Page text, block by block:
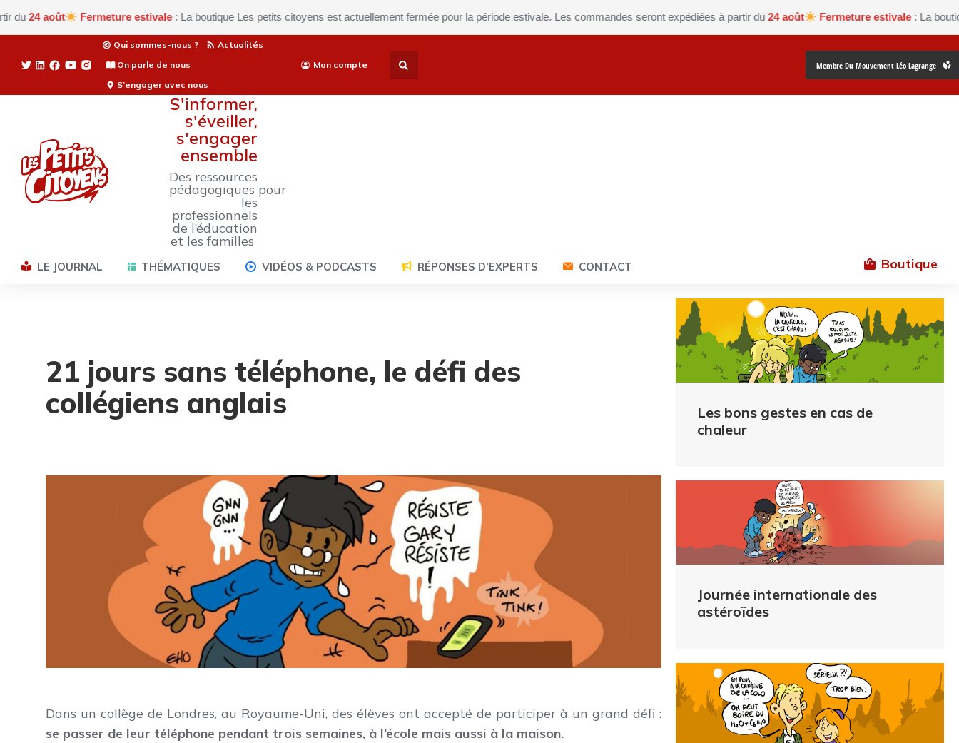
Fermeture estivale: La boutique Les petits citoyens est actuellement fermée pour la période estivale. Les commandes seront expédiées à partir du 24 août Fermeture estivale: La boutique Les
Qui sommes-nous ?
Actualités
On parle de nous
S’engager avec nous
Mon compte Membre Du Mouvement Léo Lagrange
S'informer,
s'éveiller,
s'engager
ensemble
Des ressources
pédagogiques pour
les
professionnels
de l’éducation
et les familles
LE JOURNAL THÉMATIQUES VIDÉOS & PODCASTS RÉPONSES D’EXPERTS CONTACT Boutique
Les bons gestes en cas de
chaleur
Journée internationale des
astéroïdes
21 jours sans téléphone, le défi des
collégiens anglais
Dans un collège de Londres, au Royaume-Uni, des élèves ont accepté de participer à un grand défi :
se passer de leur téléphone pendant trois semaines, à l’école mais aussi à la maison.